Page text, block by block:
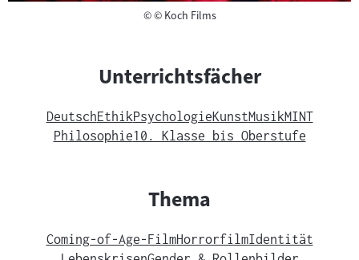
©Copyright
© Koch Films
Unterrichtsfächer
DeutschEthikPsychologieKunstMusikMINT
Philosophie10. Klasse bis Oberstufe
Thema
Coming-of-Age-FilmHorrorfilmIdentität